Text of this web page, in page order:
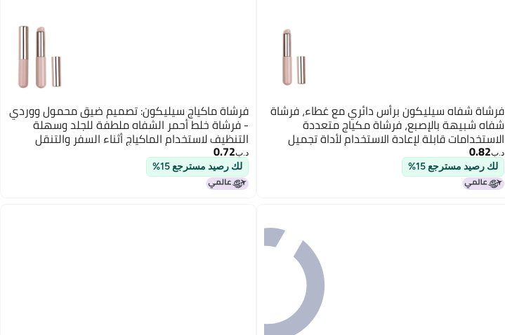
فرشاة شفاه سيليكون برأس دائري مع غطاء، فرشاة
شفاه شبيهة بالإصبع، فرشاة مكياج متعددة
الاستخدامات قابلة لإعادة الاستخدام لأداة تجميل
الشفاه (وردي)
د.ب‏0.82
لك رصيد مسترجع 15%
فرشاة ماكياج سيليكون: تصميم ضيق محمول ووردي
- فرشاة خلط أحمر الشفاه ملطفة للجلد وسهلة
التنظيف لاستخدام الماكياج أثناء السفر والتنقل
د.ب‏0.72
لك رصيد مسترجع 15%